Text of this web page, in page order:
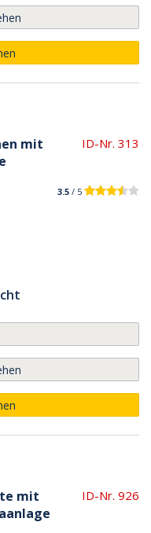
mit
ID-Nr. 313
3.5 / 5
mit
ID-Nr. 926